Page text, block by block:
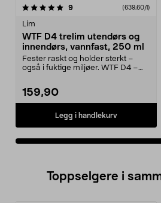
9anmeldelser (639,60/l)
Lim
WTF D4 trelim utendørs og
innendørs, vannfast, 250 ml
Fester raskt og holder sterkt –
også i fuktige miljøer. WTF D4 –
159,90
Legg i handlekurv
4.0av 5 stjerner
Toppselgere i